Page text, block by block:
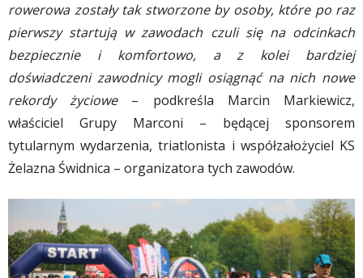
rowerowa zostały tak stworzone by osoby, które po raz
pierwszy startują w zawodach czuli się na odcinkach
bezpiecznie i komfortowo, a z kolei bardziej
doświadczeni zawodnicy mogli osiągnąć na nich nowe
rekordy życiowe– podkreśla Marcin Markiewicz,
właściciel Grupy Marconi – będącej sponsorem
tytularnym wydarzenia, triatlonista i współzałożyciel KS
Żelazna Świdnica – organizatora tych zawodów.